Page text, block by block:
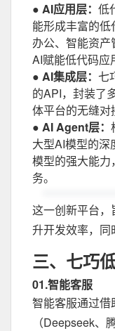
● AI应用层： 低
能形成丰富的
办公、智能资
AI赋能低代码应
● AI集成层： 七
的API，封装了
体平台的无缝对
● AI Agent层：
大型AI模型的深
模型的强大能
务。
这一创新平台
升开发效率，同
三、七巧
01.智能客服
智能客服通过
（Deepseek、